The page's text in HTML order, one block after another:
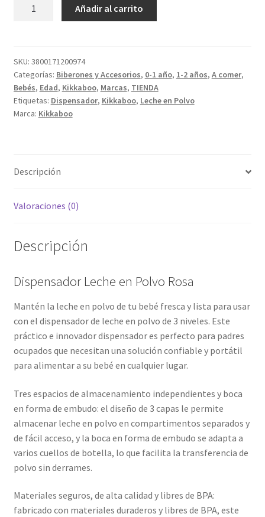
Rosa
cantidad
Añadir al carrito
SKU: 3800171200974
Categorías: Biberones y Accesorios, 0-1 año, 1-2 años, A comer,
Bebés, Edad, Kikkaboo, Marcas, TIENDA
Etiquetas: Dispensador, Kikkaboo, Leche en Polvo
Marca: Kikkaboo
Descripción
Valoraciones (0)
Descripción
Dispensador Leche en Polvo Rosa
Mantén la leche en polvo de tu bebé fresca y lista para usar
con el dispensador de leche en polvo de 3 niveles. Este
práctico e innovador dispensador es perfecto para padres
ocupados que necesitan una solución confiable y portátil
para alimentar a su bebé en cualquier lugar.
Tres espacios de almacenamiento independientes y boca
en forma de embudo: el diseño de 3 capas le permite
almacenar leche en polvo en compartimentos separados y
de fácil acceso, y la boca en forma de embudo se adapta a
varios cuellos de botella, lo que facilita la transferencia de
polvo sin derrames.
Materiales seguros, de alta calidad y libres de BPA:
fabricado con materiales duraderos y libres de BPA, este